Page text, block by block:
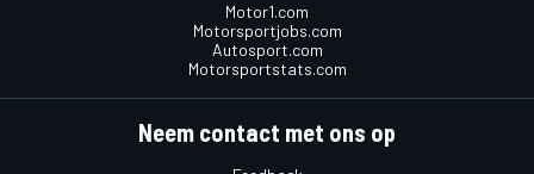
Motor1.com
Motorsportjobs.com
Autosport.com
Motorsportstats.com
Neem contact met ons op